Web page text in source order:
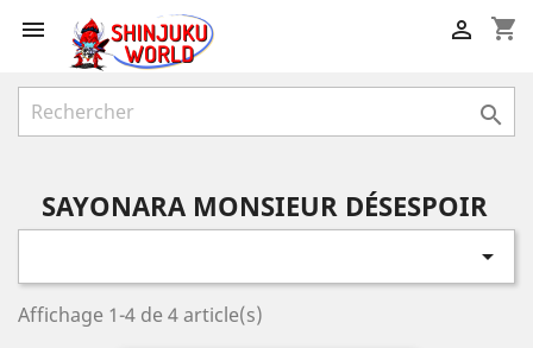
 shopping_cart


SAYONARA MONSIEUR DÉSESPOIR

Affichage 1-4 de 4 article(s)